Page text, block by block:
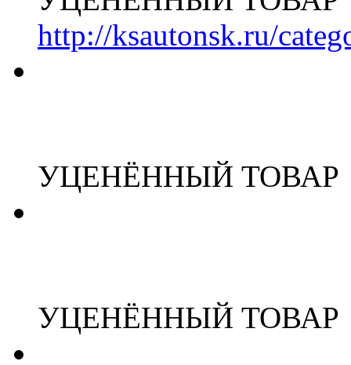
http://ksautonsk.ru/
УЦЕНЁННЫЙ ТОВАР
УЦЕНЁННЫЙ ТОВАР